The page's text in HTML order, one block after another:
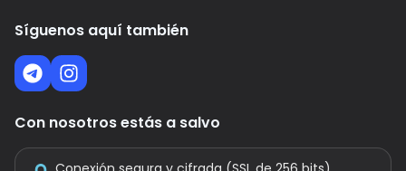
Síguenos aquí también
Con nosotros estás a salvo